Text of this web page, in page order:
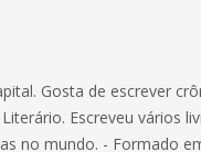
Gosta de escrever
Escreveu vários
no mundo. - Formado